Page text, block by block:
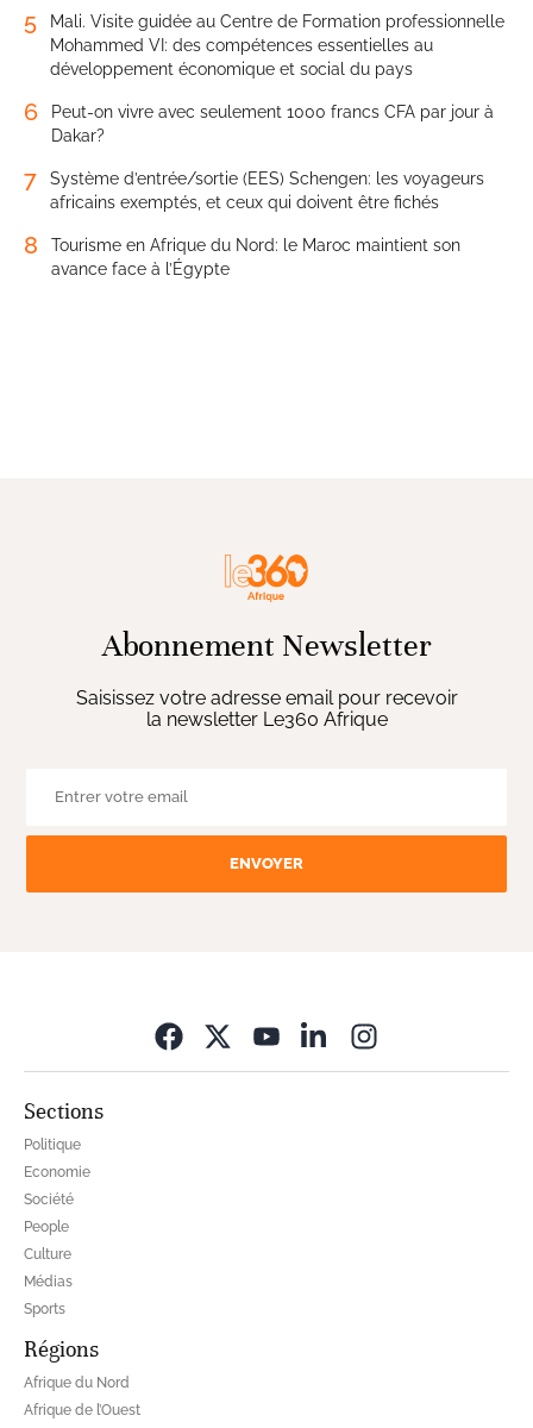
5
Mali. Visite guidée au Centre de Formation professionnelle
Mohammed VI: des compétences essentielles au
développement économique et social du pays
6
Peut-on vivre avec seulement 1000 francs CFA par jour à
Dakar?
7
Système d’entrée/sortie (EES) Schengen: les voyageurs
africains exemptés, et ceux qui doivent être fichés
8
Tourisme en Afrique du Nord: le Maroc maintient son
avance face à l’Égypte
Abonnement Newsletter
Saisissez votre adresse email pour recevoir
la newsletter Le360 Afrique
ENVOYER
Sections
Politique
Economie
Société
People
Culture
Médias
Sports
Régions
Afrique du Nord
Afrique de l’Ouest